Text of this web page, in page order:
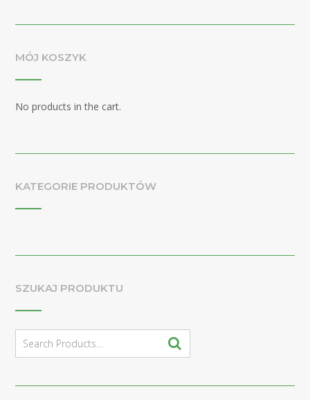
MÓJ KOSZYK
No products in the cart.
KATEGORIE PRODUKTÓW
SZUKAJ PRODUKTU
for: